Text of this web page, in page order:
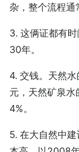
杂，整个流程通
3. 这俩证都有
30年。
4. 交钱。天然
元，天然矿泉水
4%。
5. 在大自然中